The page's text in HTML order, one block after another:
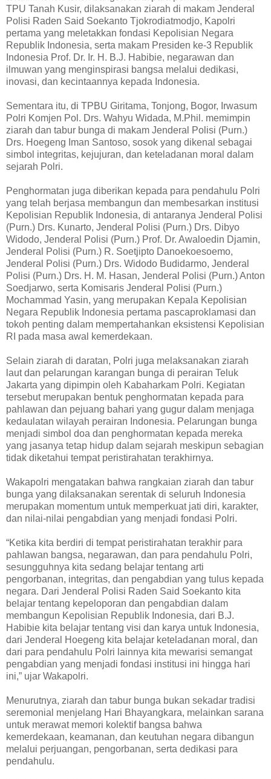
TPU Tanah Kusir, dilaksanakan ziarah di makam Jenderal
Polisi Raden Said Soekanto Tjokrodiatmodjo, Kapolri
pertama yang meletakkan fondasi Kepolisian Negara
Republik Indonesia, serta makam Presiden ke-3 Republik
Indonesia Prof. Dr. Ir. H. B.J. Habibie, negarawan dan
ilmuwan yang menginspirasi bangsa melalui dedikasi,
inovasi, dan kecintaannya kepada Indonesia.
Sementara itu, di TPBU Giritama, Tonjong, Bogor, Irwasum
Polri Komjen Pol. Drs. Wahyu Widada, M.Phil. memimpin
ziarah dan tabur bunga di makam Jenderal Polisi (Purn.)
Drs. Hoegeng Iman Santoso, sosok yang dikenal sebagai
simbol integritas, kejujuran, dan keteladanan moral dalam
sejarah Polri.
Penghormatan juga diberikan kepada para pendahulu Polri
yang telah berjasa membangun dan membesarkan institusi
Kepolisian Republik Indonesia, di antaranya Jenderal Polisi
(Purn.) Drs. Kunarto, Jenderal Polisi (Purn.) Drs. Dibyo
Widodo, Jenderal Polisi (Purn.) Prof. Dr. Awaloedin Djamin,
Jenderal Polisi (Purn.) R. Soetjipto Danoekoesoemo,
Jenderal Polisi (Purn.) Drs. Widodo Budidarmo, Jenderal
Polisi (Purn.) Drs. H. M. Hasan, Jenderal Polisi (Purn.) Anton
Soedjarwo, serta Komisaris Jenderal Polisi (Purn.)
Mochammad Yasin, yang merupakan Kepala Kepolisian
Negara Republik Indonesia pertama pascaproklamasi dan
tokoh penting dalam mempertahankan eksistensi Kepolisian
RI pada masa awal kemerdekaan.
Selain ziarah di daratan, Polri juga melaksanakan ziarah
laut dan pelarungan karangan bunga di perairan Teluk
Jakarta yang dipimpin oleh Kabaharkam Polri. Kegiatan
tersebut merupakan bentuk penghormatan kepada para
pahlawan dan pejuang bahari yang gugur dalam menjaga
kedaulatan wilayah perairan Indonesia. Pelarungan bunga
menjadi simbol doa dan penghormatan kepada mereka
yang jasanya tetap hidup dalam sejarah meskipun sebagian
tidak diketahui tempat peristirahatan terakhirnya.
Wakapolri mengatakan bahwa rangkaian ziarah dan tabur
bunga yang dilaksanakan serentak di seluruh Indonesia
merupakan momentum untuk memperkuat jati diri, karakter,
dan nilai-nilai pengabdian yang menjadi fondasi Polri.
“Ketika kita berdiri di tempat peristirahatan terakhir para
pahlawan bangsa, negarawan, dan para pendahulu Polri,
sesungguhnya kita sedang belajar tentang arti
pengorbanan, integritas, dan pengabdian yang tulus kepada
negara. Dari Jenderal Polisi Raden Said Soekanto kita
belajar tentang kepeloporan dan pengabdian dalam
membangun Kepolisian Republik Indonesia, dari B.J.
Habibie kita belajar tentang visi dan karya untuk Indonesia,
dari Jenderal Hoegeng kita belajar keteladanan moral, dan
dari para pendahulu Polri lainnya kita mewarisi semangat
pengabdian yang menjadi fondasi institusi ini hingga hari
ini,” ujar Wakapolri.
Menurutnya, ziarah dan tabur bunga bukan sekadar tradisi
seremonial menjelang Hari Bhayangkara, melainkan sarana
untuk merawat memori kolektif bangsa bahwa
kemerdekaan, keamanan, dan keutuhan negara dibangun
melalui perjuangan, pengorbanan, serta dedikasi para
pendahulu.